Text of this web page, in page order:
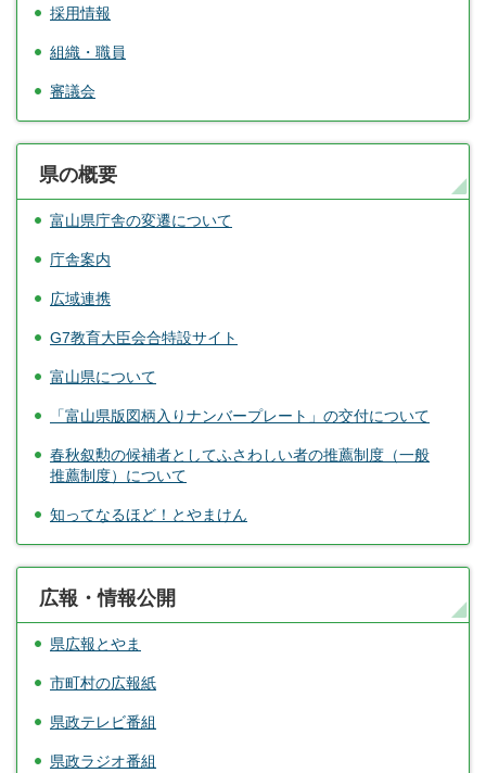
採用情報
組織・職員
審議会
県の概要
富山県庁舎の変遷について
庁舎案内
広域連携
G7教育大臣会合特設サイト
富山県について
「富山県版図柄入りナンバープレート」の交付について
春秋叙勲の候補者としてふさわしい者の推薦制度（一般
推薦制度）について
知ってなるほど！とやまけん
広報・情報公開
県広報とやま
市町村の広報紙
県政テレビ番組
県政ラジオ番組